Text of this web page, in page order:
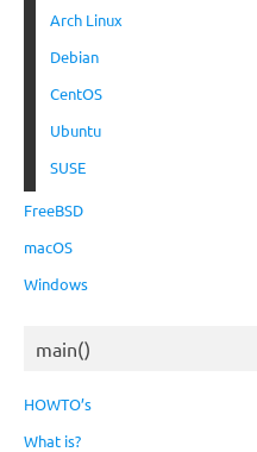
Arch Linux
Debian
CentOS
Ubuntu
SUSE
FreeBSD
macOS
Windows
main()
HOWTO’s
What is?